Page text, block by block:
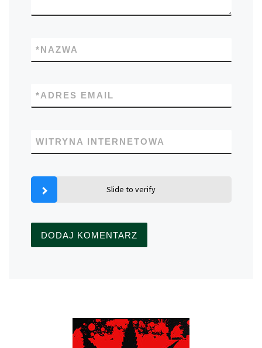
NAZWA
*
ADRES EMAIL
*
WITRYNA INTERNETOWA
Slide to verify